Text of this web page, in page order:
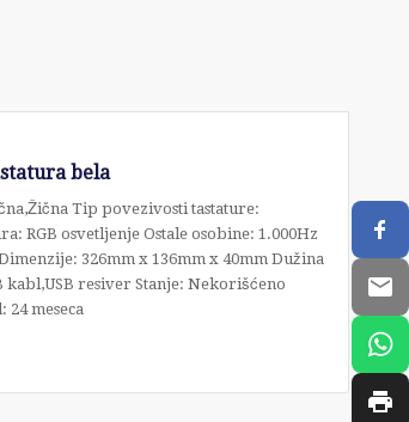
bela
Tip povezivosti tastature:
RGB osvetljenje Ostale osobine: 1.000Hz
326mm x 136mm x 40mm Dužina
kabl,USB resiver Stanje: Nekorišćeno
meseca